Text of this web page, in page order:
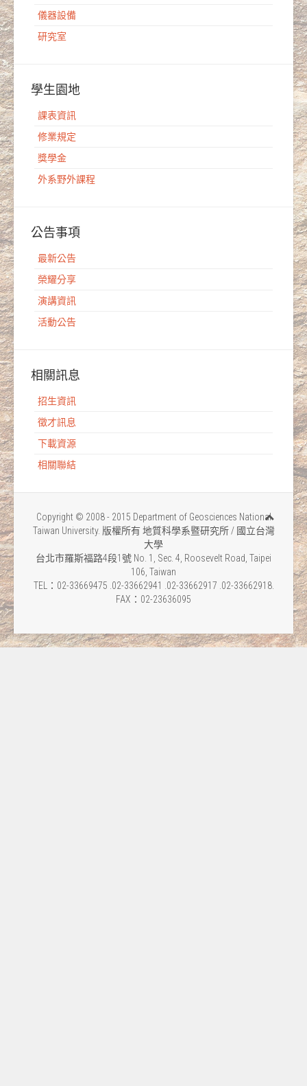
儀器設備
研究室
學生園地
課表資訊
修業規定
獎學金
外系野外課程
公告事項
最新公告
榮耀分享
演講資訊
活動公告
相關訊息
招生資訊
徵才訊息
下載資源
相關聯結
Copyright © 2008 - 2015 Department of Geosciences National
Taiwan University. 版權所有 地質科學系暨研究所 / 國立台灣
大學
台北市羅斯福路4段1號 No. 1, Sec. 4, Roosevelt Road, Taipei
106, Taiwan
TEL：02-33669475 .02-33662941 .02-33662917 .02-33662918.
FAX：02-23636095